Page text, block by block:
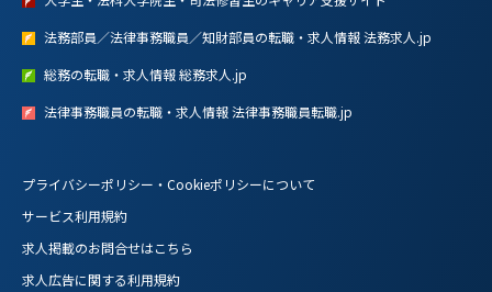
法務部員／法律事務職員／知財部員の転職・求人情報 法務求人.jp
総務の転職・求人情報 総務求人.jp
法律事務職員の転職・求人情報 法律事務職員転職.jp
プライバシーポリシー・Cookieポリシーについて
サービス利用規約
求人掲載のお問合せはこちら
求人広告に関する利用規約